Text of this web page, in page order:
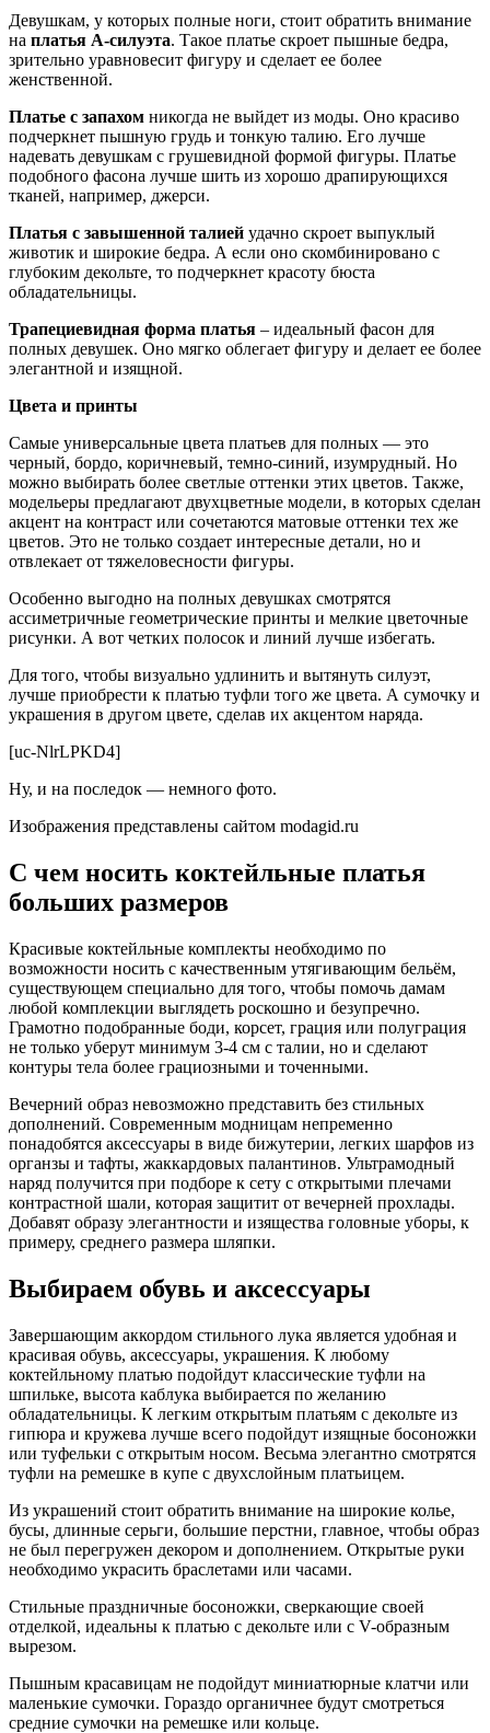
Девушкам, у которых полные ноги, стоит обратить внимание
на платья А-силуэта. Такое платье скроет пышные бедра,
зрительно уравновесит фигуру и сделает ее более
женственной.
Платье с запахом никогда не выйдет из моды. Оно красиво
подчеркнет пышную грудь и тонкую талию. Его лучше
надевать девушкам с грушевидной формой фигуры. Платье
подобного фасона лучше шить из хорошо драпирующихся
тканей, например, джерси.
Платья с завышенной талией удачно скроет выпуклый
животик и широкие бедра. А если оно скомбинировано с
глубоким декольте, то подчеркнет красоту бюста
обладательницы.
Трапециевидная форма платья – идеальный фасон для
полных девушек. Оно мягко облегает фигуру и делает ее более
элегантной и изящной.
Цвета и принты
Самые универсальные цвета платьев для полных — это
черный, бордо, коричневый, темно-синий, изумрудный. Но
можно выбирать более светлые оттенки этих цветов. Также,
модельеры предлагают двухцветные модели, в которых сделан
акцент на контраст или сочетаются матовые оттенки тех же
цветов. Это не только создает интересные детали, но и
отвлекает от тяжеловесности фигуры.
Особенно выгодно на полных девушках смотрятся
ассиметричные геометрические принты и мелкие цветочные
рисунки. А вот четких полосок и линий лучше избегать.
Для того, чтобы визуально удлинить и вытянуть силуэт,
лучше приобрести к платью туфли того же цвета. А сумочку и
украшения в другом цвете, сделав их акцентом наряда.
[uc-NlrLPKD4]
Ну, и на последок — немного фото.
Изображения представлены сайтом modagid.ru
С чем носить коктейльные платья
больших размеров
Красивые коктейльные комплекты необходимо по
возможности носить с качественным утягивающим бельём,
существующем специально для того, чтобы помочь дамам
любой комплекции выглядеть роскошно и безупречно.
Грамотно подобранные боди, корсет, грация или полуграция
не только уберут минимум 3-4 см с талии, но и сделают
контуры тела более грациозными и точенными.
Вечерний образ невозможно представить без стильных
дополнений. Современным модницам непременно
понадобятся аксессуары в виде бижутерии, легких шарфов из
органзы и тафты, жаккардовых палантинов. Ультрамодный
наряд получится при подборе к сету с открытыми плечами
контрастной шали, которая защитит от вечерней прохлады.
Добавят образу элегантности и изящества головные уборы, к
примеру, среднего размера шляпки.
Выбираем обувь и аксессуары
Завершающим аккордом стильного лука является удобная и
красивая обувь, аксессуары, украшения. К любому
коктейльному платью подойдут классические туфли на
шпильке, высота каблука выбирается по желанию
обладательницы. К легким открытым платьям с декольте из
гипюра и кружева лучше всего подойдут изящные босоножки
или туфельки с открытым носом. Весьма элегантно смотрятся
туфли на ремешке в купе с двухслойным платьицем.
Из украшений стоит обратить внимание на широкие колье,
бусы, длинные серьги, большие перстни, главное, чтобы образ
не был перегружен декором и дополнением. Открытые руки
необходимо украсить браслетами или часами.
Стильные праздничные босоножки, сверкающие своей
отделкой, идеальны к платью с декольте или с V-образным
вырезом.
Пышным красавицам не подойдут миниатюрные клатчи или
маленькие сумочки. Гораздо органичнее будут смотреться
средние сумочки на ремешке или кольце.